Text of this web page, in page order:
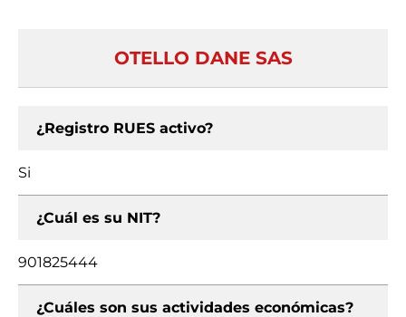
OTELLO DANE SAS
¿Registro RUES activo?
Si
¿Cuál es su NIT?
901825444
¿Cuáles son sus actividades económicas?